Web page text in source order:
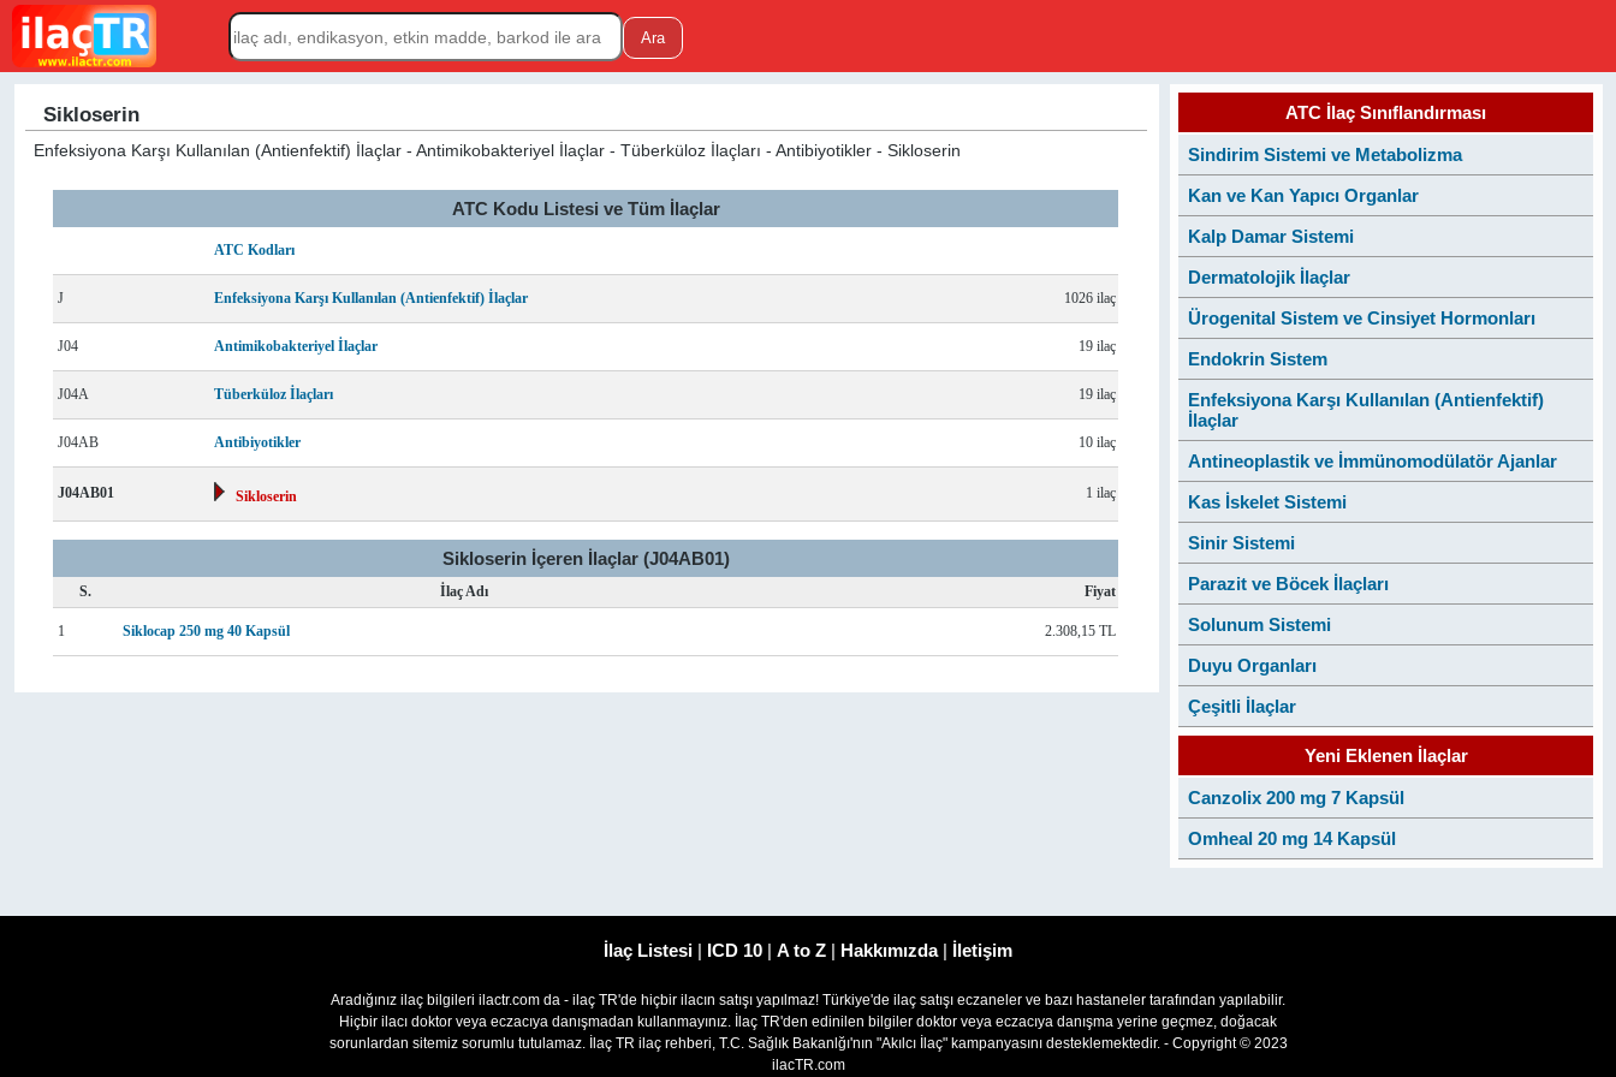
Sikloserin
Enfeksiyona Karşı Kullanılan (Antienfektif) İlaçlar - Antimikobakteriyel İlaçlar - Tüberküloz İlaçları - Antibiyotikler - Sikloserin
ATC Kodu Listesi ve Tüm İlaçlar
ATC Kodları
J Enfeksiyona Karşı Kullanılan (Antienfektif) İlaçlar 1026 ilaç
J04 Antimikobakteriyel İlaçlar 19 ilaç
J04A Tüberküloz İlaçları 19 ilaç
J04AB Antibiyotikler 10 ilaç
J04AB01 Sikloserin 1 ilaç
Sikloserin İçeren İlaçlar (J04AB01)
S. İlaç Adı Fiyat
1 Siklocap 250 mg 40 Kapsül 2.308,15 TL
ATC İlaç Sınıflandırması
Sindirim Sistemi ve Metabolizma
Kan ve Kan Yapıcı Organlar
Kalp Damar Sistemi
Dermatolojik İlaçlar
Ürogenital Sistem ve Cinsiyet Hormonları
Endokrin Sistem
Enfeksiyona Karşı Kullanılan (Antienfektif)
İlaçlar
Antineoplastik ve İmmünomodülatör Ajanlar
Kas İskelet Sistemi
Sinir Sistemi
Parazit ve Böcek İlaçları
Solunum Sistemi
Duyu Organları
Çeşitli İlaçlar
Yeni Eklenen İlaçlar
Canzolix 200 mg 7 Kapsül
Omheal 20 mg 14 Kapsül
İlaç Listesi | ICD 10 | A to Z | Hakkımızda| İletişim
Aradığınız ilaç bilgileri ilactr.com da - ilaç TR'de hiçbir ilacın satışı yapılmaz! Türkiye'de ilaç satışı eczaneler ve bazı hastaneler tarafından yapılabilir.
Hiçbir ilacı doktor veya eczacıya danışmadan kullanmayınız. İlaç TR'den edinilen bilgiler doktor veya eczacıya danışma yerine geçmez, doğacak
sorunlardan sitemiz sorumlu tutulamaz. İlaç TR ilaç rehberi, T.C. Sağlık Bakanlğı'nın "Akılcı İlaç" kampanyasını desteklemektedir. - Copyright © 2023
ilacTR.com